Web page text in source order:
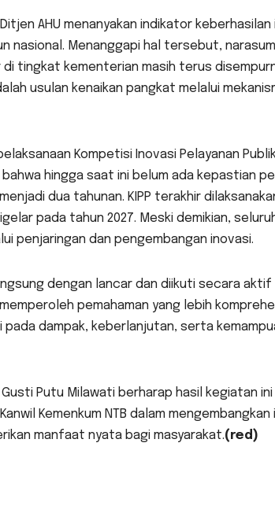
AHU menanyakan indikator
nasional. Menanggapi hal tersebut,
tingkat kementerian masih terus
usulan kenaikan pangkat melalui
Kompetisi Inovasi Pelayanan
hingga saat ini belum ada kepastian
dua tahunan. KIPP terakhir
pada tahun 2027. Meski demikian,
penjaringan dan pengembangan inovasi.
dengan lancar dan diikuti secara
memperoleh pemahaman yang lebih
dampak, keberlanjutan, serta
Gusti Putu Milawati berharap hasil kegiatan
Kemenkum NTB dalam
manfaat nyata bagi masyarakat.(red)